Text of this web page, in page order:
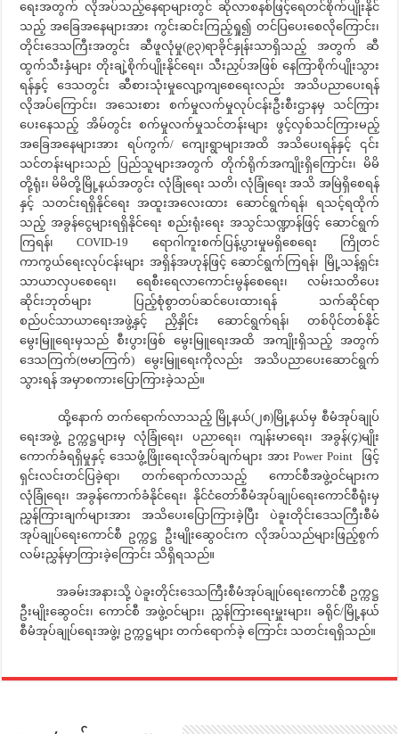
ရေးအတွက် လိုအပ်သည့်နေရာများတွင် ဆိုလာစနစ်ဖြင့်ရေတင်စိုက်ပျိုးနိုင်
သည့် အခြေအနေများအား ကွင်းဆင်းကြည့်ရှု၍ တင်ပြပေးစေလိုကြောင်း၊
တိုင်းဒေသကြီးအတွင်း ဆီဖူလုံမှု(၉၃)ရာခိုင်နှုန်းသာရှိသည့် အတွက် ဆီ
ထွက်သီးနှံများ တိုးချဲ့စိုက်ပျိုးနိုင်ရေး၊ သီးညှပ်အဖြစ် နေကြာစိုက်ပျိုးသွား
ရန်နှင့် ဒေသတွင်း ဆီစားသုံးမှုလျော့ကျစေရေးလည်း အသိပညာပေးရန်
လိုအပ်ကြောင်း၊ အသေးစား စက်မှုလက်မှုလုပ်ငန်းဦးစီးဌာနမှ သင်ကြား
ပေးနေသည့် အိမ်တွင်း စက်မှုလက်မှုသင်တန်းများ ဖွင့်လှစ်သင်ကြားမည့်
အခြေအနေများအား ရပ်ကွက်/ ကျေးရွာများအထိ အသိပေးရန်နှင့် ၎င်း
သင်တန်းများသည် ပြည်သူများအတွက် တိုက်ရိုက်အကျိုးရှိကြောင်း၊ မိမိ
တို့ရုံး၊ မိမိတို့မြို့နယ်အတွင်း လုံခြုံရေး သတိ၊ လုံခြုံရေး အသိ အမြဲရှိစေရန်
နှင့် သတင်းရရှိနိုင်ရေး အထူးအလေးထား ဆောင်ရွက်ရန်၊ ရသင့်ရထိုက်
သည့် အခွန်ငွေများရရှိနိုင်ရေး စည်းရုံးရေး အသွင်သဏ္ဍာန်ဖြင့် ဆောင်ရွက်
ကြရန်၊ COVID-19 ရောဂါကူးစက်ပြန့်ပွားမှုမရှိစေရေး ကြိုတင်
ကာကွယ်ရေးလုပ်ငန်းများ အရှိန်အဟုန်ဖြင့် ဆောင်ရွက်ကြရန်၊ မြို့သန့်ရှင်း
သာယာလှပစေရေး၊ ရေစီးရေလာကောင်းမွန်စေရေး၊ လမ်းသတိပေး
ဆိုင်းဘုတ်များ ပြည့်စုံစွာတပ်ဆင်ပေးထားရန် သက်ဆိုင်ရာ
စည်ပင်သာယာရေးအဖွဲ့နှင့် ညှိနှိုင်း ဆောင်ရွက်ရန်၊ တစ်ပိုင်တစ်နိုင်
မွေးမြူရေးမှသည် စီးပွားဖြစ် မွေးမြူရေးအထိ အကျိုးရှိသည့် အတွက်
ဒေသကြက်(ဗမာကြက်) မွေးမြူရေးကိုလည်း အသိပညာပေးဆောင်ရွက်
သွားရန် အမှာစကားပြောကြားခဲ့သည်။
ထို့နောက် တက်ရောက်လာသည့် မြို့နယ်(၂၈)မြို့နယ်မှ စီမံအုပ်ချုပ်
ရေးအဖွဲ့ ဥက္ကဋ္ဌများမှ လုံခြုံရေး၊ ပညာရေး၊ ကျန်းမာရေး၊ အခွန်(၄)မျိုး
ကောက်ခံရရှိမှုနှင့် ဒေသဖွံ့ဖြိုးရေးလိုအပ်ချက်များ အား Power Point ဖြင့်
ရှင်းလင်းတင်ပြခဲ့ရာ၊ တက်ရောက်လာသည့် ကောင်စီအဖွဲ့ဝင်များက
လုံခြုံရေး၊ အခွန်ကောက်ခံနိုင်ရေး၊ နိုင်ငံတော်စီမံအုပ်ချုပ်ရေးကောင်စီရုံးမှ
ညွှန်ကြားချက်များအား အသိပေးပြောကြားခဲ့ပြီး ပဲခူးတိုင်းဒေသကြီးစီမံ
အုပ်ချုပ်ရေးကောင်စီ ဥက္ကဋ္ဌ ဦးမျိုးဆွေဝင်းက လိုအပ်သည်များဖြည့်စွက်
လမ်းညွှန်မှာကြားခဲ့ကြောင်း သိရှိရသည်။
အခမ်းအနားသို့ ပဲခူးတိုင်းဒေသကြီးစီမံအုပ်ချုပ်ရေးကောင်စီ ဥက္ကဋ္ဌ
ဦးမျိုးဆွေဝင်း၊ ကောင်စီ အဖွဲ့ဝင်များ၊ ညွှန်ကြားရေးမှူးများ၊ ခရိုင်/မြို့နယ်
စီမံအုပ်ချုပ်ရေးအဖွဲ့၊ ဥက္ကဋ္ဌများ တက်ရောက်ခဲ့ ကြောင်း သတင်းရရှိသည်။